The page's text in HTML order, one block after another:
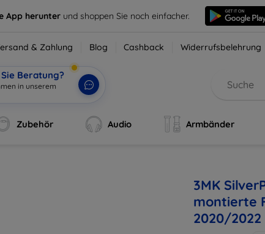
App herunter und shoppen Sie noch einfacher.
& Zahlung Blog Cashback Widerrufsbelehrung
Beratung?
in unserem
Zubehör Audio Armbänder
3MK
montierte
2020/2022